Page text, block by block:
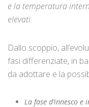
e la temperatura
elevati.
Dallo scoppio,
fasi differenziate, in
da adottare e la
La fase d’innesco